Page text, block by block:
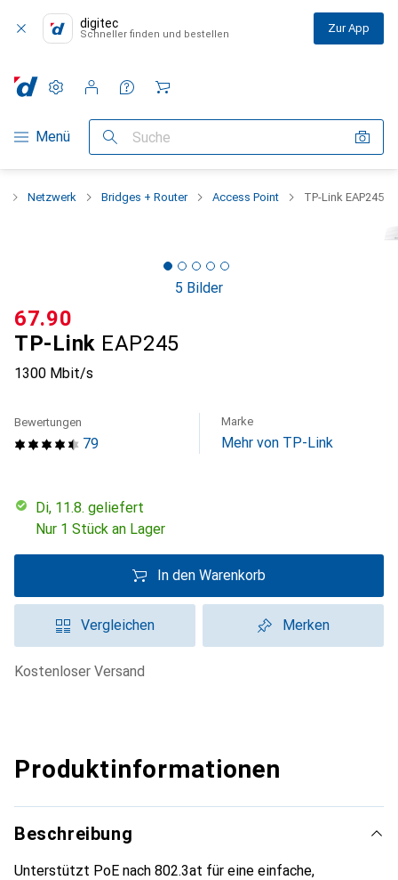
digitec
Schneller finden und bestellen Zur App
Navigation nach Kategorien
Menü Suche
Einstellungen
Kundenkonto
Vergleichslisten
Merklisten
Warenkorb
Netzwerk Bridges + Router Access Point TP-Link EAP245
5 Bilder
TP-Link EAP245
1300 Mbit/s
CHF
67.90
79
Bewertungen Marke
Mehr von TP-Link
Di, 11.8. geliefert
Nur 1 Stück an Lager
In den Warenkorb
Vergleichen Merken
kostenloser Versand
Produktinformationen
Beschreibung
Unterstützt PoE nach 802.3at für eine einfache,